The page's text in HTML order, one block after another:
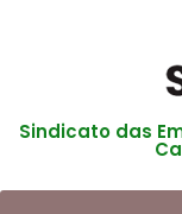
Sindicato das